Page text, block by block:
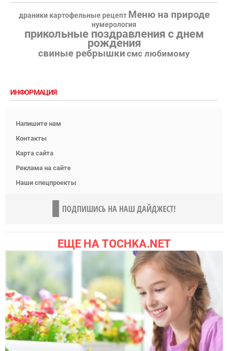
драники картофельные рецепт Меню на природе
нумерология
прикольные поздравления с днем
рождения
свиные ребрышки смс любимому
ИНФОРМАЦИЯ
Напишите нам
Контакты
Карта сайта
Реклама на сайте
Наши спецпроекты
ПОДПИШИСЬ НА НАШ ДАЙДЖЕСТ!
ЕЩЕ НА TOCHKA.NET